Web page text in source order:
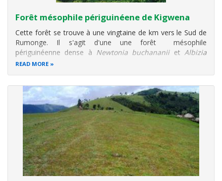
Forêt mésophile périguinéene de Kigwena
Cette forêt se trouve à une vingtaine de km vers le Sud de
Rumonge. Il s'agit d'une une forêt mésophile
périguinéenne dense à Newtonia buchananiietAlbizia
zygia . La forêt occupait près de 2 000 ha il y a 39 ans. Elle
READ MORE